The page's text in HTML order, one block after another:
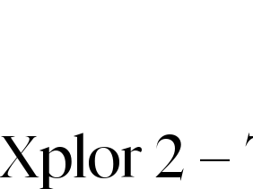
Xplor 2 –